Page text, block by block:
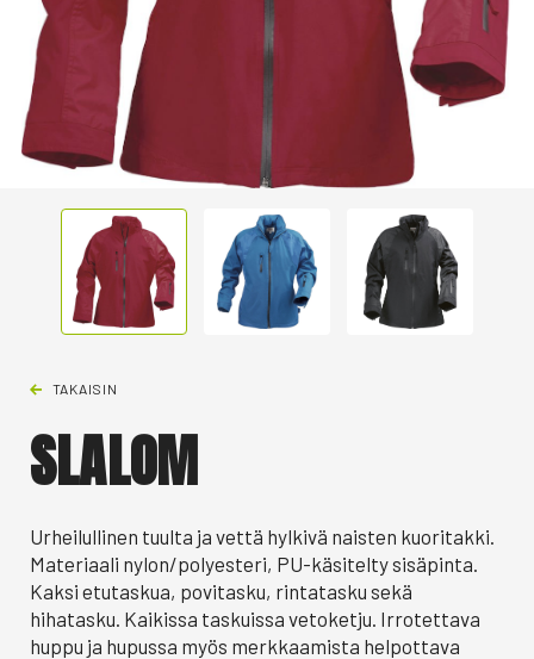
TAKAISIN
SLALOM
Urheilullinen tuulta ja vettä hylkivä naisten kuoritakki.
Materiaali nylon/polyesteri, PU-käsitelty sisäpinta.
Kaksi etutaskua, povitasku, rintatasku sekä
hihatasku. Kaikissa taskuissa vetoketju. Irrotettava
huppu ja hupussa myös merkkaamista helpottava